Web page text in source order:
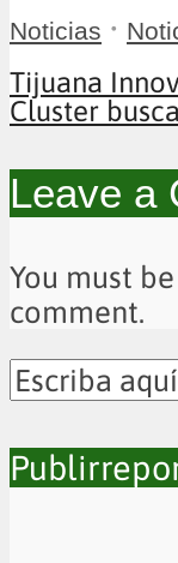
Noticias •
Tijuana
Cluster
Leave a
You must be
comment.